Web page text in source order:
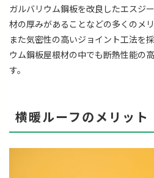
ガルバリウム鋼板を改良したエスジ
材の厚みがあることなどの多くのメリ
また気密性の高いジョイント工法を
ウム鋼板屋根材の中でも断熱性能の
す。
横暖ルーフのメリット